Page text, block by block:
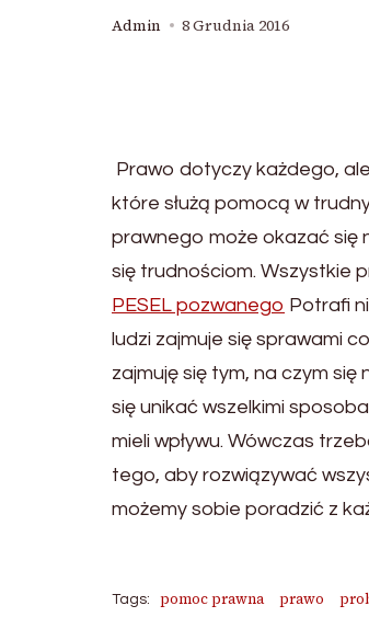
Admin 8 Grudnia 2016
Prawo dotyczy każdego,
które służą pomocą w
prawnego może okazać się
się trudnościom. Wszystkie
PESEL pozwanego Potrafi
ludzi zajmuje się sprawami
zajmuję się tym, na czym
się unikać wszelkimi
mieli wpływu. Wówczas
tego, aby rozwiązywać
możemy sobie poradzić z
Tags: pomoc prawna prawo